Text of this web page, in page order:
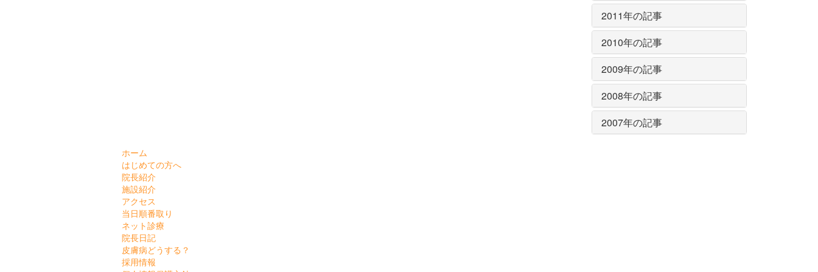
2011年の記事
2010年の記事
2009年の記事
2008年の記事
2007年の記事
ホーム
はじめての方へ
院長紹介
施設紹介
アクセス
当日順番取り
ネット診療
院長日記
皮膚病どうする？
採用情報